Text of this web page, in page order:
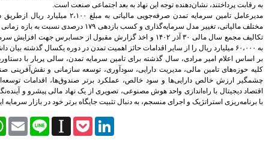
وزیر اقتصاد با استعفای رییس کل
بیمه مرکزی موافقت کرد
رییس کل بیمه مرکزی استعفا کرد
موسسه اعتباری کوثر محصولات
سایپا را لیزینگی می فروشد
بانک صادرات سود سهام سال 94
را محقق کرد
ارتقای رسمی موسسه آموزش
عالی خاتم به دانشگاه با حضور
سختی های زیادی در این دو سال
و نیم کشیدم
صنعت است.
مدیرعامل تامین سرمایه تمدن صرفه‌جویی مالیاتی به مبلغ ۲،۱۰۰ میلیارد ریال ازطریق دفاعیات در هیات‌های
مختلف مالیاتی، تغییر مدل سرمایه‌گذاری و کسب بازدهی ۱۷۹ درصدی نسبت به بازه زمانی مشابه سال قبل، رفع
تکالیف مجمع سال مالی ۳۰ آذر ۱۴۰۲ و اخذ گزارش مقبول از حسابرس جهت افزایش سرمایه شرکت از ۲۰،۰۰۰
سالی پربار با دستاوردهای قابل ملاحظه در
سازمانی و نقش‌آفرینی صنعتی بوده است. رشد
صندوق‌ها، اقدامات توسعه‌ای و حرکت به سمت
نهاد مالی پیشرو و آینده‌نگر را ترسیم می‌کند که
برتر خود در بازار سرمایه ایران است.